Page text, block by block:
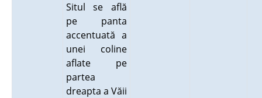
Situl se află
pe panta
accentuată a
unei coline
aflate pe
partea
dreapta a Văii